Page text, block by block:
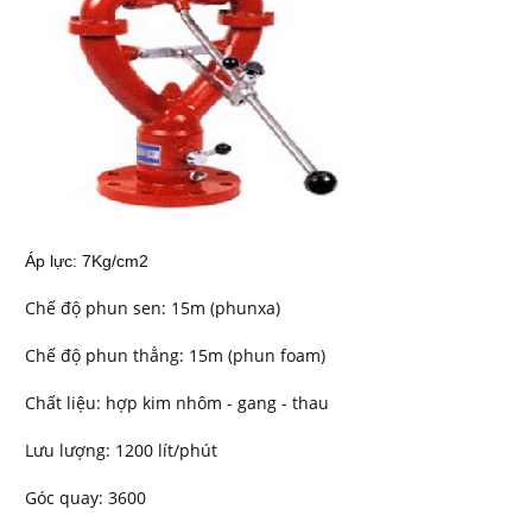
Áp lực: 7Kg/cm2
Chế độ phun sen: 15m (phunxa)
Chế độ phun thẳng: 15m (phun foam)
Chất liệu: hợp kim nhôm - gang - thau
Lưu lượng: 1200 lít/phút
Góc quay: 3600